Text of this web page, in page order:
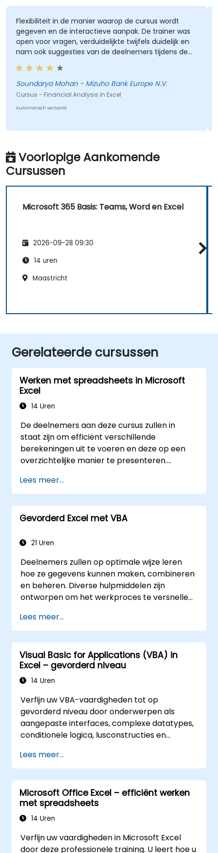
Flexibiliteit in de manier waarop de cursus wordt
gegeven en de interactieve aanpak. De trainer was
open voor vragen, verduidelijkte twijfels duidelijk en
nam ook suggesties van de deelnemers tijdens de
sessies in overweging. De training was goed
gestructureerd en informatief.
Soundarya Mohan - Mizuho Bank Europe N.V.
Cursus - Financial Analysis in Excel
Automatisch vertaald
Voorlopige Aankomende
Cursussen
Microsoft 365 Basis: Teams, Word en Excel
2026-09-28 09:30
14 uren
Maastricht
Gerelateerde cursussen
Werken met spreadsheets in Microsoft
Excel
14 Uren
De deelnemers aan deze cursus zullen in
staat zijn om efficiënt verschillende
berekeningen uit te voeren en deze op een
overzichtelijke manier te presenteren.
toepassen die het maken van spreadsheets
vergemakkelijken en versnellen, evenals hoe
ze berekeningen en resultaten kunnen
beschermen tegen onbevoegde personen.
Lees meer...
Gevorderd Excel met VBA
21 Uren
Deelnemers zullen op optimale wijze leren
hoe ze gegevens kunnen maken, combineren
en beheren. Diverse hulpmiddelen zijn
ontworpen om het werkproces te versnellen;
de gangbare methoden en stellen u in staat
een applicatie te ontwerpen die nieuwe taken
kan uitvoeren.
Lees meer...
Visual Basic for Applications (VBA) in
Excel – gevorderd niveau
14 Uren
Verfijn uw VBA-vaardigheden tot op
gevorderd niveau door onderwerpen als
aangepaste interfaces, complexe datatypes,
conditionele logica, lusconstructies en
behandelen. Deze praktijkgerichte Excel VBA-
training richt zich op robuust foutbeheer,
optimalisatie van prestaties, het maken van
eigen UserForms en het automatiseren van
workflows via reële oefeningen – waarmee
een brug wordt geslagen tussen eenvoudige
automatiseringsoplossingen voor data-
Lees meer...
Microsoft Office Excel – efficiënt werken
met spreadsheets
14 Uren
Verfijn uw vaardigheden in Microsoft Excel
door deze professionele training. U leert hoe u